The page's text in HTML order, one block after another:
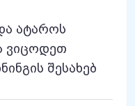
ატაროს
ვიცოდეთ
შესახებ